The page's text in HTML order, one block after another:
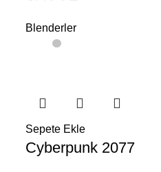
Blenderler
Sepete Ekle
Cyberpunk 2077